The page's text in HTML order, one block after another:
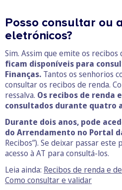
Posso consultar ou
eletrónicos?
Sim. Assim que emite os
ficam disponíveis para
Finanças. Tantos os senhorios
consultar os recibos de renda.
ressalva. Os recibos de renda
consultados durante quatro
Durante dois anos, pode
do Arrendamento no Portal
Recibos”). Se deixar passar
acesso à AT para consultá-los.
Leia ainda: Recibos de renda e
Como consultar e validar